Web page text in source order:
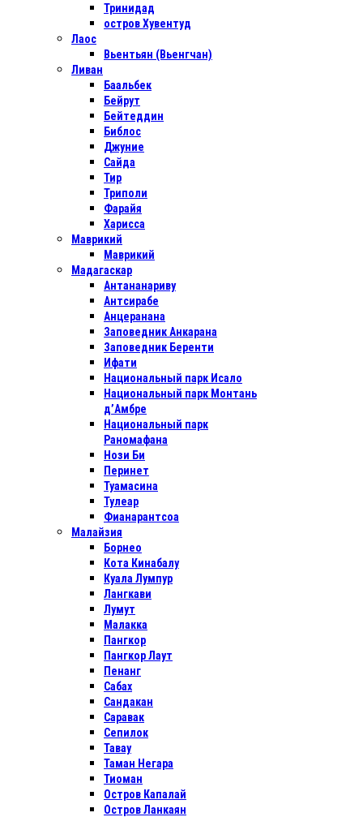
Тринидад
остров Хувентуд
Лаос
Вьентьян (Вьенгчан)
Ливан
Баальбек
Бейрут
Бейтеддин
Библос
Джуние
Сайда
Тир
Триполи
Фарайя
Харисса
Маврикий
Маврикий
Мадагаскар
Антананариву
Антсирабе
Анцеранана
Заповедник Анкарана
Заповедник Беренти
Ифати
Национальный парк Исало
Национальный парк Монтань
д’Амбре
Национальный парк
Раномафана
Нози Би
Перинет
Туамасина
Тулеар
Фианарантсоа
Малайзия
Борнео
Кота Кинабалу
Куала Лумпур
Лангкави
Лумут
Малакка
Пангкор
Пангкор Лаут
Пенанг
Сабах
Сандакан
Саравак
Сепилок
Тавау
Таман Негара
Тиоман
Остров Капалай
Остров Ланкаян